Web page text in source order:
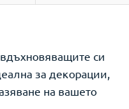
си
за декорации,
на вашето